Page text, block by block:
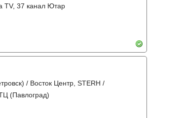
TV, 37 канал Ютар
/ Восток Центр, STERH /
(Павлоград)